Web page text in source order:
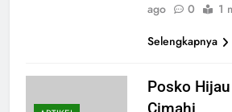
ago
0
1
Selengkapnya
Posko